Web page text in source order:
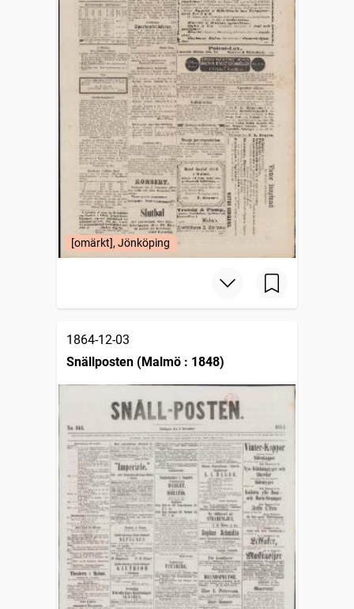
[omärkt], Jönköping
1864-12-03
Snällposten (Malmö : 1848)